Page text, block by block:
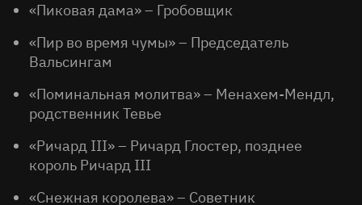
«Пиковая дама» – Гробовщик
«Пир во время чумы» – Председатель
Вальсингам
«Поминальная молитва» – Менахем-Мендл,
родственник Тевье
«Ричард III» – Ричард Глостер, позднее
король Ричард III
«Снежная королева» – Советник